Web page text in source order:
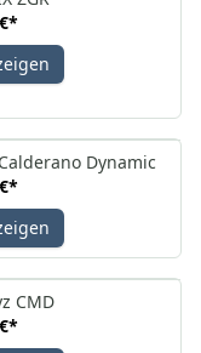
*
Dynamic
*
CMD
*